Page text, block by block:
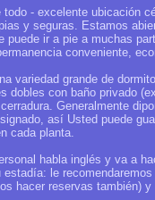
- excelente ubicación
y seguras. Estamos
puede ir a pie a muchas
conveniente,
variedad grande de
dobles con baño privado
Generalmente
así Usted puede
cada planta.
habla inglés y va a
le
hacer reservas también)